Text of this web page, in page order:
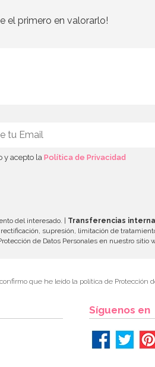
el primero en valorarlo!
y acepto la Política de Privacidad
del interesado. | Transferencias
supresión, limitación de
de Datos Personales en nuestro sitio
que he leído la política de Protección
Síguenos en